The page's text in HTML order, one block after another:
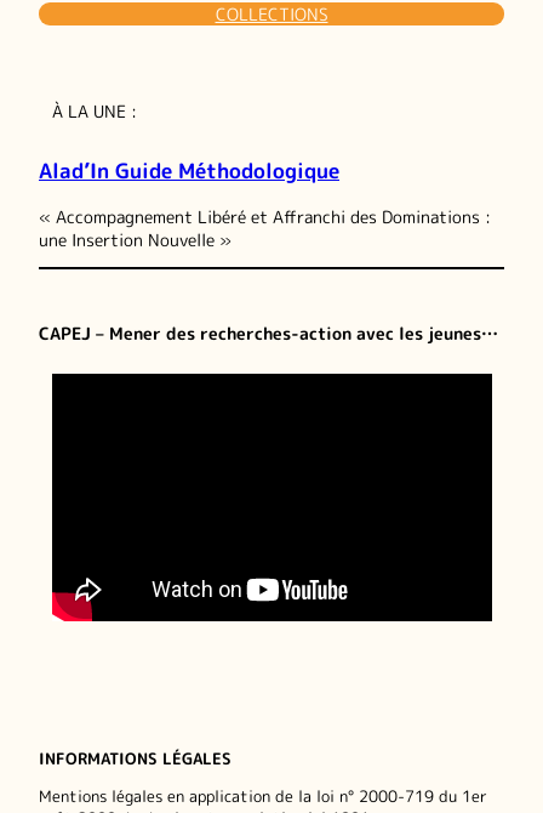
COLLECTIONS
À LA UNE :
Alad’In Guide Méthodologique
« Accompagnement Libéré et Affranchi des Dominations :
une Insertion Nouvelle »
CAPEJ – Mener des recherches-action avec les jeunes…
INFORMATIONS LÉGALES
Mentions légales en application de la loi n° 2000-719 du 1er